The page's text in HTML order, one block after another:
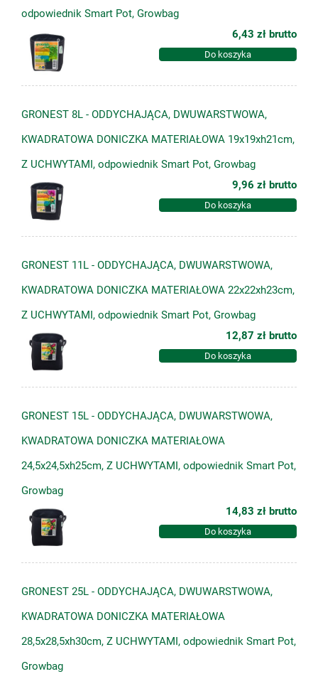
odpowiednik Smart Pot, Growbag
6,43 zł brutto
Do koszyka
GRONEST 8L - ODDYCHAJĄCA, DWUWARSTWOWA,
KWADRATOWA DONICZKA MATERIAŁOWA 19x19xh21cm,
Z UCHWYTAMI, odpowiednik Smart Pot, Growbag
9,96 zł brutto
Do koszyka
GRONEST 11L - ODDYCHAJĄCA, DWUWARSTWOWA,
KWADRATOWA DONICZKA MATERIAŁOWA 22x22xh23cm,
Z UCHWYTAMI, odpowiednik Smart Pot, Growbag
12,87 zł brutto
Do koszyka
GRONEST 15L - ODDYCHAJĄCA, DWUWARSTWOWA,
KWADRATOWA DONICZKA MATERIAŁOWA
24,5x24,5xh25cm, Z UCHWYTAMI, odpowiednik Smart Pot,
Growbag
14,83 zł brutto
Do koszyka
GRONEST 25L - ODDYCHAJĄCA, DWUWARSTWOWA,
KWADRATOWA DONICZKA MATERIAŁOWA
28,5x28,5xh30cm, Z UCHWYTAMI, odpowiednik Smart Pot,
Growbag